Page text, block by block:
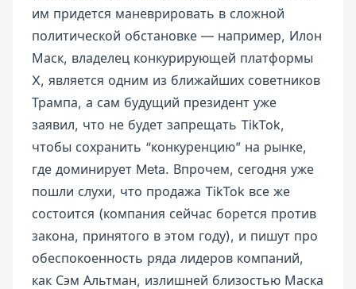
им придется маневрировать в сложной
политической обстановке — например, Илон
Маск, владелец конкурирующей платформы
X, является одним из ближайших советников
Трампа, а сам будущий президент уже
заявил, что не будет запрещать TikTok,
чтобы сохранить “конкуренцию” на рынке,
где доминирует Meta. Впрочем, сегодня уже
пошли слухи, что продажа TikTok все же
состоится (компания сейчас борется против
закона, принятого в этом году), и пишут про
обеспокоенность ряда лидеров компаний,
как Сэм Альтман, излишней близостью Маска